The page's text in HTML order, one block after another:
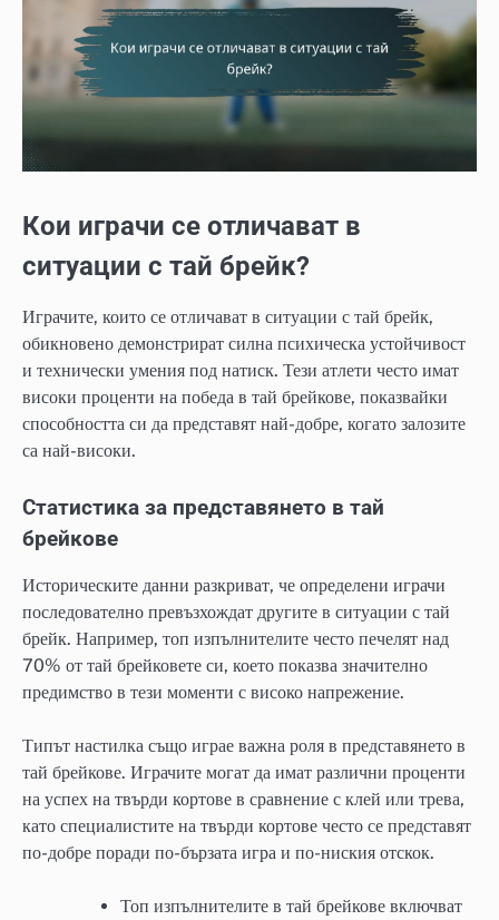
Кои играчи се отличават в
ситуации с тай брейк?
Играчите, които се отличават в ситуации с тай брейк,
обикновено демонстрират силна психическа устойчивост
и технически умения под натиск. Тези атлети често имат
високи проценти на победа в тай брейкове, показвайки
способността си да представят най-добре, когато залозите
са най-високи.
Статистика за представянето в тай
брейкове
Историческите данни разкриват, че определени играчи
последователно превъзхождат другите в ситуации с тай
брейк. Например, топ изпълнителите често печелят над
70% от тай брейковете си, което показва значително
предимство в тези моменти с високо напрежение.
Типът настилка също играе важна роля в представянето в
тай брейкове. Играчите могат да имат различни проценти
на успех на твърди кортове в сравнение с клей или трева,
като специалистите на твърди кортове често се представят
по-добре поради по-бързата игра и по-ниския отскок.
Топ изпълнителите в тай брейкове включват